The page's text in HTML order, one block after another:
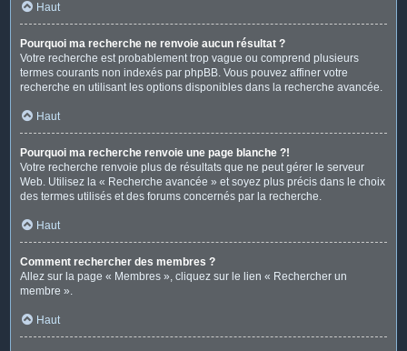
Haut
Pourquoi ma recherche ne renvoie aucun résultat ?
Votre recherche est probablement trop vague ou comprend plusieurs
termes courants non indexés par phpBB. Vous pouvez affiner votre
recherche en utilisant les options disponibles dans la recherche avancée.
Haut
Pourquoi ma recherche renvoie une page blanche ?!
Votre recherche renvoie plus de résultats que ne peut gérer le serveur
Web. Utilisez la « Recherche avancée » et soyez plus précis dans le choix
des termes utilisés et des forums concernés par la recherche.
Haut
Comment rechercher des membres ?
Allez sur la page « Membres », cliquez sur le lien « Rechercher un
membre ».
Haut